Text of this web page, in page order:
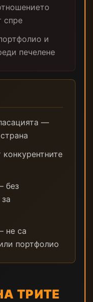
спре
и
печелене
—
без
не са
портфолио
ТРИТЕ